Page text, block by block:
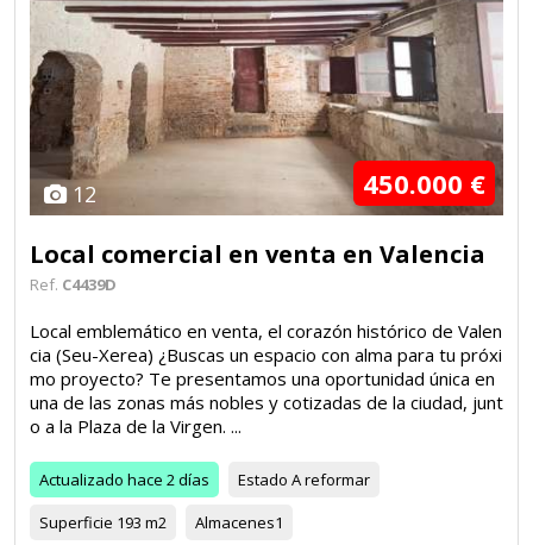
12 450.000 €
Local comercial en venta en Valencia
Ref. C4439D
Local emblemático en venta, el corazón histórico de Valen
cia (Seu-Xerea) ¿Buscas un espacio con alma para tu próxi
mo proyecto? Te presentamos una oportunidad única en
una de las zonas más nobles y cotizadas de la ciudad, junt
o a la Plaza de la Virgen. ...
Actualizado hace 2 días Estado A reformar
Superficie 193 m2 Almacenes1